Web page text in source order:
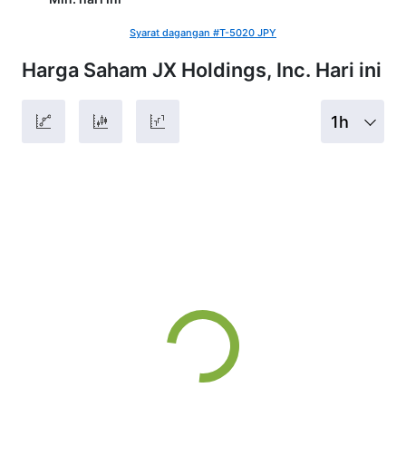
Harga Saham JX Holdings, Inc. Hari ini
1h
Syarat dagangan #T-5020 JPY